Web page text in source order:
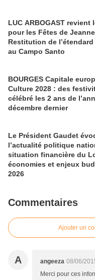
LUC ARBOGAST revient
pour les Fêtes de Jeanne
Restitution de l’étendard
au Campo Santo
BOURGES Capitale
Culture 2028 : des festivités ont
célébré les 2 ans de
décembre dernier
Le Président Gaudet
l’actualité politique
situation financière du
économies et enjeux
2026
Commentaires
Ajouter un
A angeeza 08/06/
Merci pour ces